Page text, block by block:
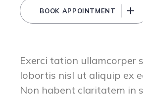
BOOK APPOINTMENT
Exerci tation ullamcorper
lobortis nisl ut aliquip ex
Non habent claritatem in